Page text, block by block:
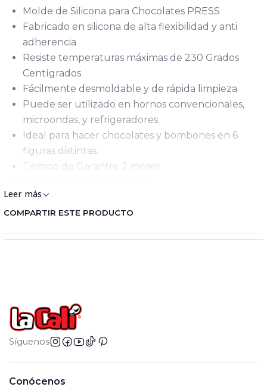
Molde de Silicona para Chocolates PRESS
Fabricado en silicona de alta flexibilidad y anti
adherencia
Resiste temperaturas máximas de 230 Grados
Centígrados
Fácilmente desmoldable y de rápida limpieza
Puede ser utilizado en hornos convencionales,
microondas, y refrigeradores
Ideal para hacer chocolates y bombones en 6
figuras distintas.
Tiempo de Garantía: 2 meses
Peso: 144 gr
Leer más
COMPARTIR ESTE PRODUCTO
Síguenos
Conócenos